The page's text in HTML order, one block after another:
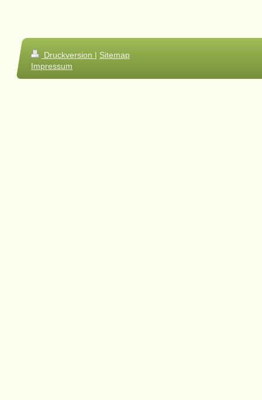
Druckversion | Sitemap
Impressum